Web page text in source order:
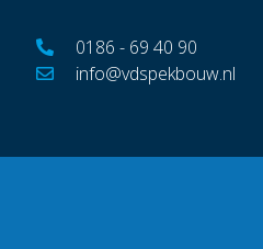
0186 - 69 40 90
info@vdspekbouw.nl